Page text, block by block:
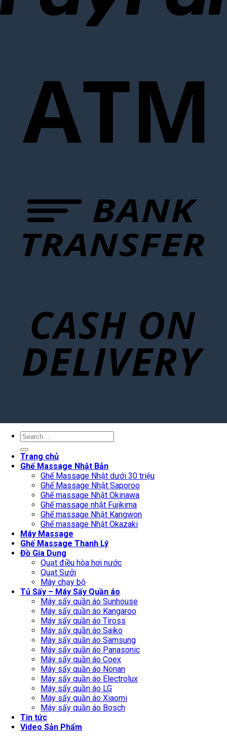
Search
Trang chủ
Ghế Massage Nhật Bản
Ghế Massage Nhật dưới 30 triệu
Ghế Massage Nhật Saporoo
Ghế massage Nhật Okinawa
Ghế massage nhật Fujikima
Ghế massage Nhật Kangwon
Ghế massage Nhật Okazaki
Máy Massage
Ghế Massage Thanh Lý
Đồ Gia Dụng
Quạt điều hòa hơi nước
Quạt Sưởi
Máy chạy bộ
Tủ Sấy – Máy Sấy Quần áo
Máy sấy quần áo Sunhouse
Máy sấy quần áo Kangaroo
Máy sấy quần áo Tiross
Máy sấy quần áo Saiko
Máy sấy quần áo Samsung
Máy sấy quần áo Panasonic
Máy sấy quần áo Coex
Máy sấy quần áo Nonan
Máy sấy quần áo Electrolux
Máy sấy quần áo LG
Máy sấy quần áo Xiaomi
Máy sấy quần áo Bosch
Tin tức
Video Sản Phẩm